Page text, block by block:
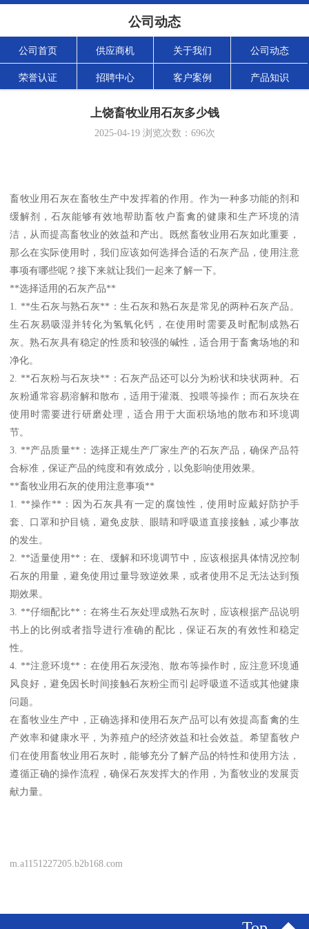
公司动态
公司首页 供应商机 关于我们 公司动态
荣誉认证 招聘中心 客户案例 产品知识
上饶畜牧业用石灰多少钱
2025-04-19浏览次数： 696次
畜牧业用石灰在畜牧生产中发挥着的作用。作为一种多功能的剂和
缓解剂，石灰能够有效地帮助畜牧户畜禽的健康和生产环境的清
洁，从而提高畜牧业的效益和产出。既然畜牧业用石灰如此重要，
那么在实际使用时，我们应该如何选择合适的石灰产品，使用注意
事项有哪些呢？接下来就让我们一起来了解一下。
**选择适用的石灰产品**
1. **生石灰与熟石灰**：生石灰和熟石灰是常见的两种石灰产品。
生石灰易吸湿并转化为氢氧化钙，在使用时需要及时配制成熟石
灰。熟石灰具有稳定的性质和较强的碱性，适合用于畜禽场地的和
净化。
2. **石灰粉与石灰块**：石灰产品还可以分为粉状和块状两种。石
灰粉通常容易溶解和散布，适用于灌溉、投喂等操作；而石灰块在
使用时需要进行研磨处理，适合用于大面积场地的散布和环境调
节。
3. **产品质量**：选择正规生产厂家生产的石灰产品，确保产品符
合标准，保证产品的纯度和有效成分，以免影响使用效果。
**畜牧业用石灰的使用注意事项**
1. **操作**：因为石灰具有一定的腐蚀性，使用时应戴好防护手
套、口罩和护目镜，避免皮肤、眼睛和呼吸道直接接触，减少事故
的发生。
2. **适量使用**：在、缓解和环境调节中，应该根据具体情况控制
石灰的用量，避免使用过量导致逆效果，或者使用不足无法达到预
期效果。
3. **仔细配比**：在将生石灰处理成熟石灰时，应该根据产品说明
书上的比例或者指导进行准确的配比，保证石灰的有效性和稳定
性。
4. **注意环境**：在使用石灰浸泡、散布等操作时，应注意环境通
风良好，避免因长时间接触石灰粉尘而引起呼吸道不适或其他健康
问题。
在畜牧业生产中，正确选择和使用石灰产品可以有效提高畜禽的生
产效率和健康水平，为养殖户的经济效益和社会效益。希望畜牧户
们在使用畜牧业用石灰时，能够充分了解产品的特性和使用方法，
遵循正确的操作流程，确保石灰发挥大的作用，为畜牧业的发展贡
献力量。
m.a1151227205.b2b168.com